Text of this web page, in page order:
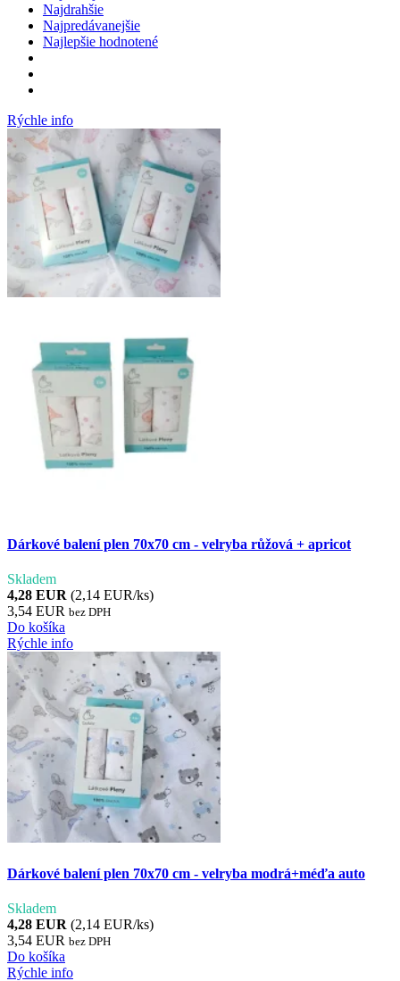
Najdrahšie
Najpredávanejšie
Najlepšie hodnotené
Rýchle info
Dárkové balení plen 70x70 cm - velryba růžová + apricot
Skladem
4,28 EUR (2,14 EUR/ks)
3,54 EUR bez DPH
Do košíka
Rýchle info
Dárkové balení plen 70x70 cm - velryba modrá+méďa auto
Skladem
4,28 EUR (2,14 EUR/ks)
3,54 EUR bez DPH
Do košíka
Rýchle info